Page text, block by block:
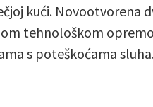
kući. Novootvorena
tehnološkom
s poteškoćama